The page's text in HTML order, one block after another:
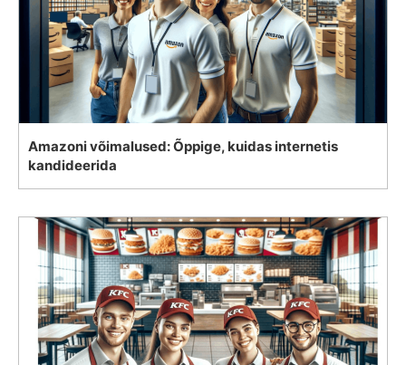
Amazoni võimalused: Õppige, kuidas internetis
kandideerida